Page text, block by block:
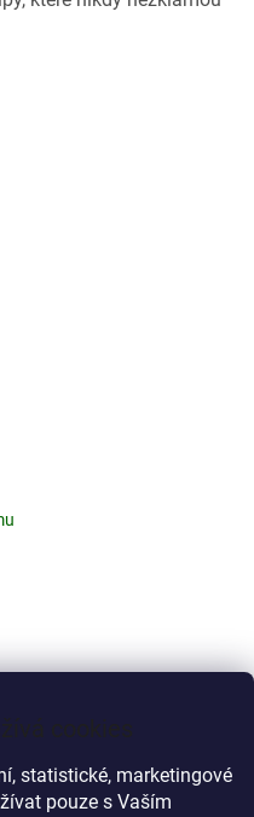
cookies
statistické, marketingové
pouze s Vaším